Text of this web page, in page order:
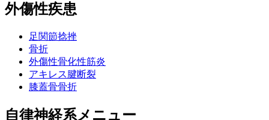
外傷性疾患
足関節捻挫
骨折
外傷性骨化性筋炎
アキレス腱断裂
膝蓋骨骨折
自律神経系メニュー